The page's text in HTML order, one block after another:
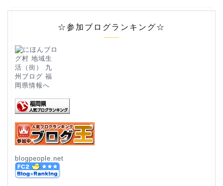
☆参加ブログランキング☆
blogpeople.net